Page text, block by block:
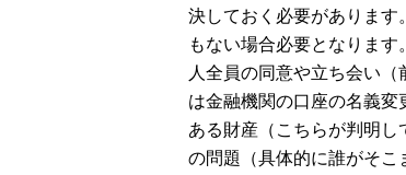
決しておく必要がありま
もない場合必要となりま
人全員の同意や立ち会い
は金融機関の口座の名義
ある財産（こちらが判明
の問題（具体的に誰がそこ